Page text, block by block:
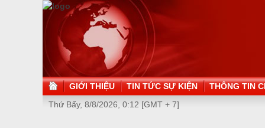
GIỚI THIỆU TIN TỨC SỰ KIỆN
THÔNG TIN
Thứ Bẩy, 8/8/2026, 0:12 [GMT + 7]